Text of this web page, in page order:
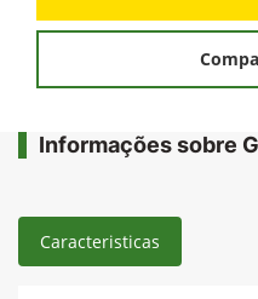
Informações sobre
Caracteristicas